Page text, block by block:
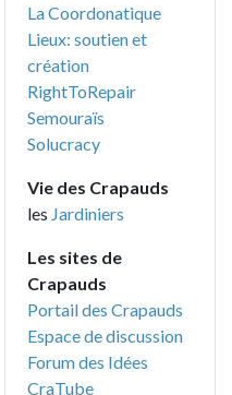
soutien et
Crapauds
de
des Crapauds
de discussion
des Idées